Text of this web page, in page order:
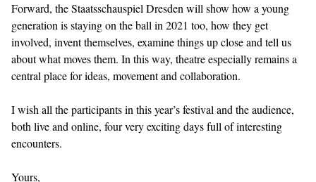
Forward, the Staatsschauspiel Dresden will show how a young
generation is staying on the ball in 2021 too, how they get
involved, invent themselves, examine things up close and tell us
about what moves them. In this way, theatre especially remains a
central place for ideas, movement and collaboration.
I wish all the participants in this year’s festival and the audience,
both live and online, four very exciting days full of interesting
encounters.
Yours,